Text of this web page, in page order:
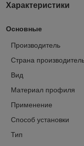
Характеристики
Основные
Производитель
Страна
Вид
Материал профиля
Применение
Способ установки
Тип